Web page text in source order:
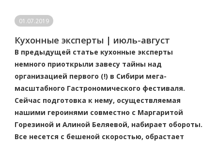
01.07.2019
Кухонные эксперты | июль-август
В предыдущей статье кухонные эксперты
немного приоткрыли завесу тайны над
организацией первого (!) в Сибири мега-
масштабного Гастрономического фестиваля.
Сейчас подготовка к нему, осуществляемая
нашими героинями совместно с Маргаритой
Горезиной и Алиной Беляевой, набирает обороты.
Все несется с бешеной скоростью, обрастает